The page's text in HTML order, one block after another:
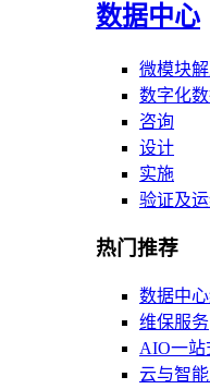
数据中心
微模块
数字化
咨询
设计
实施
验证及
热门推荐
数据中
维保服务
AIO一站
云与智